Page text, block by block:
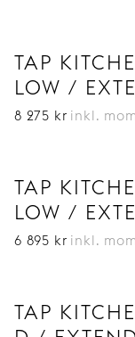
TAP
LOW /
8 275 kr inkl.
TAP
LOW /
6 895 kr inkl.
TAP